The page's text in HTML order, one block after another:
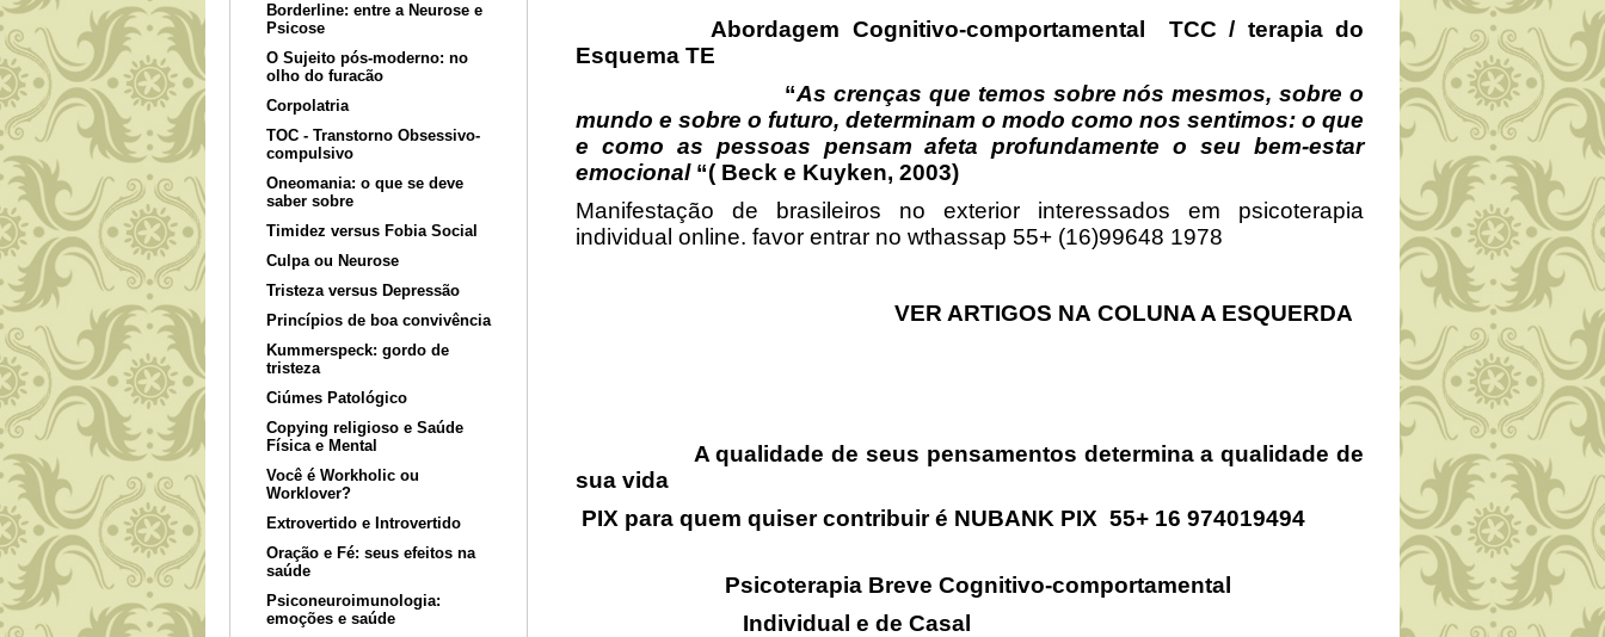
Borderline: entre a Neurose e
Psicose
O Sujeito pós-moderno: no
olho do furacão
Corpolatria
TOC - Transtorno Obsessivo-
compulsivo
Oneomania: o que se deve
saber sobre
Timidez versus Fobia Social
Culpa ou Neurose
Tristeza versus Depressão
Princípios de boa convivência
Kummerspeck: gordo de
tristeza
Ciúmes Patológico
Copying religioso e Saúde
Física e Mental
Você é Workholic ou
Worklover?
Extrovertido e Introvertido
Oração e Fé: seus efeitos na
saúde
Psiconeuroimunologia:
emoções e saúde
Abordagem Cognitivo-comportamental TCC / terapia do
Esquema TE
“As crenças que temos sobre nós mesmos, sobre o
mundo e sobre o futuro, determinam o modo como nos sentimos: o que
e como as pessoas pensam afeta profundamente o seu bem-estar
emocional“( Beck e Kuyken, 2003)
Manifestação de brasileiros no exterior interessados em psicoterapia
individual online. favor entrar no wthassap 55+ (16)99648 1978
VER ARTIGOS NA COLUNA A ESQUERDA
A qualidade de seus pensamentos determina a qualidade de
sua vida
PIX para quem quiser contribuir é NUBANK PIX 55+ 16 974019494
Psicoterapia Breve Cognitivo-comportamental
Individual e de Casal